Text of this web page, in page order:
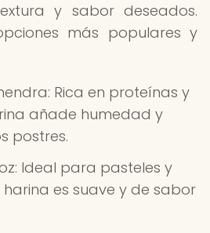
y sabor deseados.
más populares y
Rica en proteínas y
añade humedad y
postres.
Ideal para pasteles y
es suave y de sabor